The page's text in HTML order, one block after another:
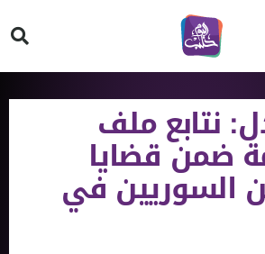
نتابع ملف
ضمن قضايا
السوريين في